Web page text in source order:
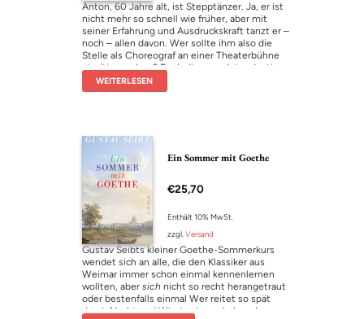
Anton, 60 Jahre alt, ist Stepptänzer. Ja, er ist
nicht mehr so schnell wie früher, aber mit
seiner Erfahrung und Ausdruckskraft tanzt er –
noch – allen davon. Wer sollte ihm also die
Stelle als Choreograf an einer Theaterbühne
streitig machen? Doch die neue Intendantin
sieht das anders – und engagiert ausgerechnet
Emma, Antons Tochter. Anton ist verletzt,
länger verdrängen kann: das Gefühl des
Älterwerdens. Plötzlich spürt er die eigene
Endlichkeit und fragt sich, ob er sein Leben
richtig gelebt hat. Eine Frage, die ihn wieder an
eine alte große Liebe denken lässt. Jo war
damals einfach spurlos verschwunden. Hätte er
mit ihr ein besseres Leben gelebt? Es ist
Emma, die auf Jos Spur stößt. Mit ihr reist er
nach Irland. Alte Konflikte zwischen Vater und
Tochter brechen wieder auf. Für Anton wird es
eine Reise zu sich selbst und er begreift: Zu
Ende ist es erst, wenn es zu Ende ist. Bis dahin
will das Leben gelebt
WEITERLESEN
Ein Sommer mit Goethe
€25,70
Enthält 10% MwSt.
zzgl. Versand
Gustav Seibts kleiner Goethe-Sommerkurs
wendet sich an alle, die den Klassiker aus
Weimar immer schon einmal kennenlernen
wollten, aber sich nicht so recht herangetraut
oder bestenfalls einmal Wer reitet so spät
durch Nacht und Wind gelesen haben. In